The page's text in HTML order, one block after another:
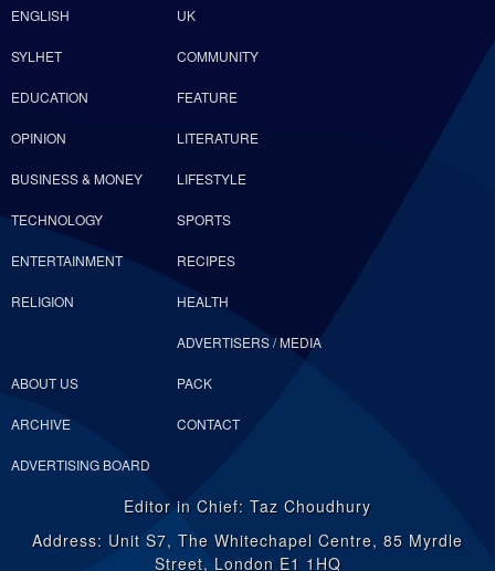
ENGLISH UK
SYLHET COMMUNITY
EDUCATION FEATURE
OPINION LITERATURE
BUSINESS & MONEY LIFESTYLE
TECHNOLOGY SPORTS
ENTERTAINMENT RECIPES
RELIGION HEALTH
ABOUT US
ADVERTISERS / MEDIA
PACK
ARCHIVE CONTACT
ADVERTISING BOARD
Editor in Chief: Taz Choudhury
Address: Unit S7, The Whitechapel Centre, 85 Myrdle
Street, London E1 1HQ